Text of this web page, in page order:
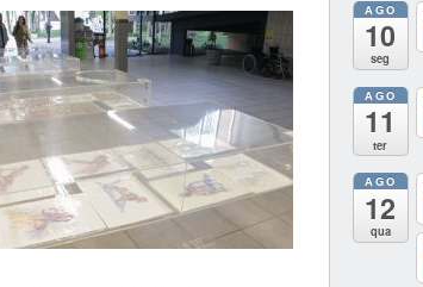
AGO
10
seg
AGO
11
ter
AGO
12
qua